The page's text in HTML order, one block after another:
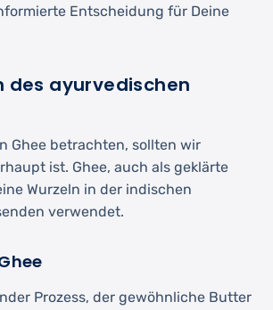
Entscheidung für Deine
des ayurvedischen
Ghee betrachten, sollten wir
ist. Ghee, auch als geklärte
Wurzeln in der indischen
verwendet.
Prozess, der gewöhnliche Butter